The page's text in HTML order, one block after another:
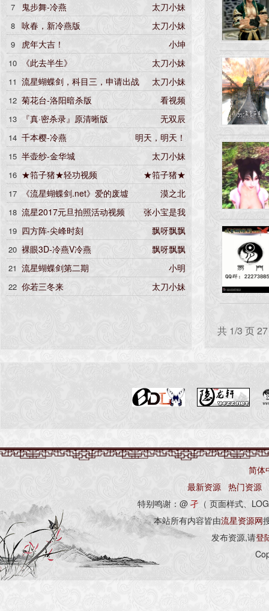
共 1/3 页
7 太刀小妹
鬼步舞-冷燕
8 太刀小妹
咏春，新冷燕版
9 小坤
虎年大吉！
10 太刀小妹
《此去半生》
11 太刀小妹
流星蝴蝶剑，科目三，申请出战
12 看视频
菊花台-洛阳暗杀版
13 无双辰
『真·密杀录』原清晰版
14 明天，明天！
千本樱-冷燕
15 太刀小妹
半壶纱-金华城
16 ★筘子猪★
★筘子猪★轻功视频
17 漠之北
《流星蝴蝶剑.net》爱的废墟
18 张小宝是我
流星2017元旦拍照活动视频
19 飘呀飘飘
四方阵-尖峰时刻
20 飘呀飘飘
裸眼3D-冷燕V冷燕
21 小明
流星蝴蝶剑第二期
22 太刀小妹
你若三冬来
简体
最新资源 热门资源
特别鸣谢：@ 孑 （ 页面样式、
本站所有内容皆由流星资源网
发布资源,请登